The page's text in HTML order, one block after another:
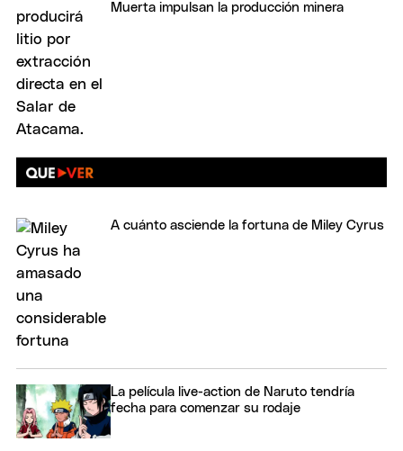
Muerta impulsan la producción minera
A cuánto asciende la fortuna de Miley Cyrus
La película live-action de Naruto tendría
fecha para comenzar su rodaje